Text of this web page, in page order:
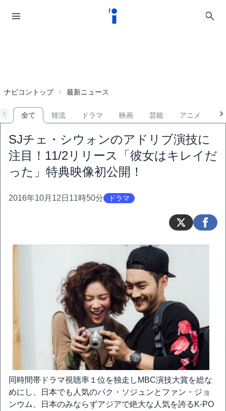
ナビコントップ 最新ニュース
全て 韓流 ドラマ 映画 芸能 アニメ
SJチェ・シウォンのアドリブ演技に
注目！11/2リリース「彼女はキレイだ
った」特典映像初公開！
2016年10月12日11時50分 ドラマ
同時間帯ドラマ視聴率１位を独走しMBC演技大賞を総な
めにし、日本でも人気のパク・ソジュンとファン・ジョ
ンウム、日本のみならずアジアで絶大な人気を誇るK-PO